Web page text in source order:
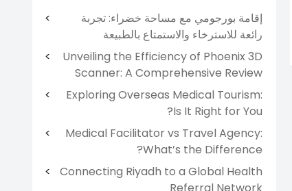
إقامة بورجومي مع مساحة خضراء: تجربة
رائعة للاسترخاء والاستمتاع بالطبيعة
Unveiling the Efficiency of Phoenix 3D
Scanner: A Comprehensive Review
Exploring Overseas Medical Tourism:
Is It Right for You?
Medical Facilitator vs Travel Agency:
What’s the Difference?
Connecting Riyadh to a Global Health